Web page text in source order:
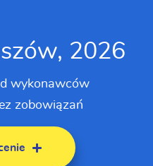
2026
wykonawców
zobowiązań